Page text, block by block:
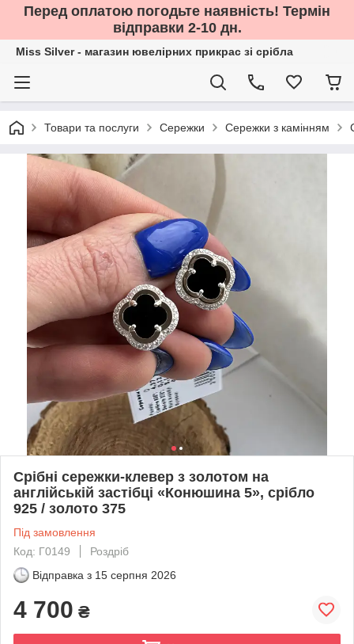
Перед оплатою погодьте наявність! Термін
відправки 2-10 дн.
Miss Silver - магазин ювелірних прикрас зі срібла
Товари та послуги Сережки Сережки з камінням
Срібні сережки-клевер з золотом на
англійській застібці «Конюшина 5», срібло
925 / золото 375
Під замовлення
Код: Г0149
Роздріб
Відправка з 15 серпня 2026
4 700 ₴